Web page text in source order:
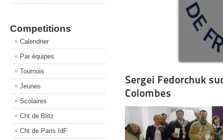
Competitions
Calendrier
Par équipes
Tournois
Jeunes
Scolaires
Cht de Blitz
Cht de Paris IdF
Sergei Fedorchuk
Colombes